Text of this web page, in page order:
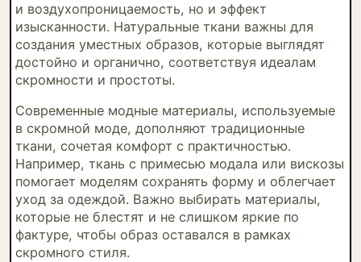
и воздухопроницаемость, но и эффект
изысканности. Натуральные ткани важны для
создания уместных образов, которые выглядят
достойно и органично, соответствуя идеалам
скромности и простоты.
Современные модные материалы, используемые
в скромной моде, дополняют традиционные
ткани, сочетая комфорт с практичностью.
Например, ткань с примесью модала или вискозы
помогает моделям сохранять форму и облегчает
уход за одеждой. Важно выбирать материалы,
которые не блестят и не слишком яркие по
фактуре, чтобы образ оставался в рамках
скромного стиля.